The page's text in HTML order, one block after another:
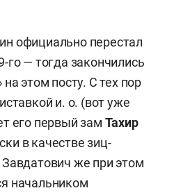
официально перестал
— тогда закончились
этом посту. С тех пор
и. о. (вот уже
его первый зам Тахир
в качестве зиц-
же при этом
начальником